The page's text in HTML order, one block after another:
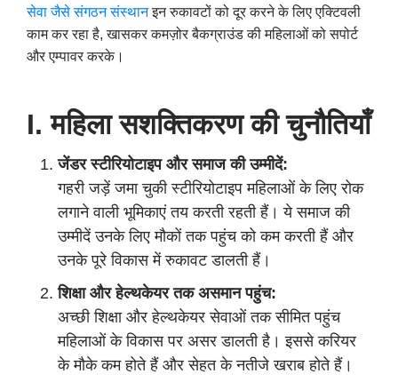
सेवा जैसे संगठन संस्थानइन रुकावटों को दूर करने के लिए एक्टिवली
काम कर रहा है, खासकर कमज़ोर बैकग्राउंड की महिलाओं को सपोर्ट
और एम्पावर करके।
I. महिला सशक्तिकरण की चुनौतियाँ
जेंडर स्टीरियोटाइप और समाज की उम्मीदें:
गहरी जड़ें जमा चुकी स्टीरियोटाइप महिलाओं के लिए रोक
लगाने वाली भूमिकाएं तय करती रहती हैं। ये समाज की
उम्मीदें उनके लिए मौकों तक पहुंच को कम करती हैं और
उनके पूरे विकास में रुकावट डालती हैं।
शिक्षा और हेल्थकेयर तक असमान पहुंच:
अच्छी शिक्षा और हेल्थकेयर सेवाओं तक सीमित पहुंच
महिलाओं के विकास पर असर डालती है। इससे करियर
के मौके कम होते हैं और सेहत के नतीजे खराब होते हैं।